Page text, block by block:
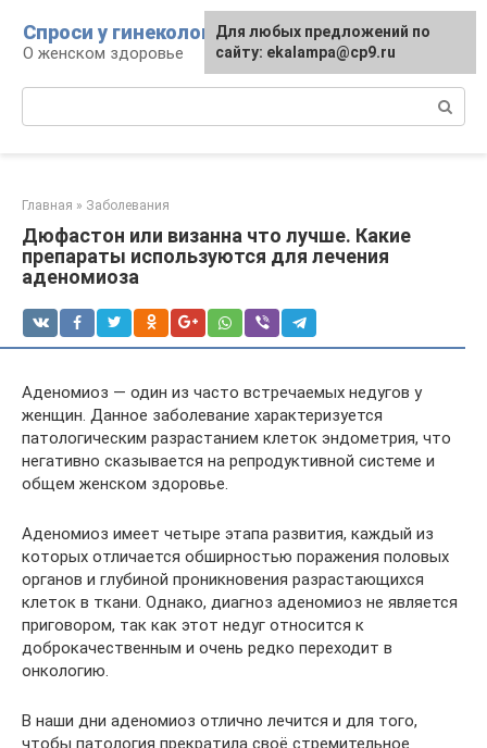
контенту
Спроси у гинеколога
О женском здоровье
Главная » Заболевания
Дюфастон или визанна что лучше. Какие
препараты используются для лечения
аденомиоза
Аденомиоз — один из часто встречаемых недугов у
женщин. Данное заболевание характеризуется
патологическим разрастанием клеток эндометрия, что
негативно сказывается на репродуктивной системе и
общем женском здоровье.
Аденомиоз имеет четыре этапа развития, каждый из
которых отличается обширностью поражения половых
органов и глубиной проникновения разрастающихся
клеток в ткани. Однако, диагноз аденомиоз не является
приговором, так как этот недуг относится к
доброкачественным и очень редко переходит в
онкологию.
В наши дни аденомиоз отлично лечится и для того,
чтобы патология прекратила своё стремительное
Для любых предложений по
сайту: ekalampa@cp9.ru